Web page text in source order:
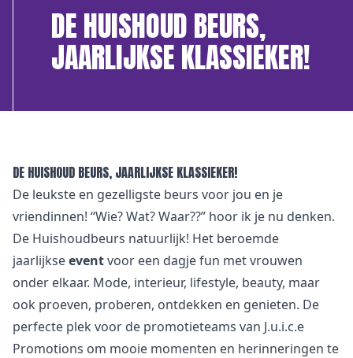
DE HUISHOUD BEURS,
JAARLIJKSE KLASSIEKER!
DE HUISHOUD BEURS, JAARLIJKSE KLASSIEKER!
De leukste en gezelligste beurs voor jou en je
vriendinnen! “Wie? Wat? Waar??” hoor ik je nu denken.
De Huishoudbeurs natuurlijk! Het beroemde
jaarlijkseeventvoor een dagje fun met vrouwen
onder elkaar. Mode, interieur, lifestyle, beauty, maar
ook proeven, proberen, ontdekken en genieten. De
perfecte plek voor de promotieteams van J.u.i.c.e
Promotions om mooie momenten en herinneringen te